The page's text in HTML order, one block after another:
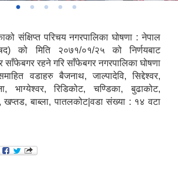
संक्षिप्त परिचय नगरपालिका घोषणा : नेपाल
को मिति २०७१/०१/२५ को निर्णयबाट
साँफेबगर रहने गरि साँफेबगर नगरपालिका घोषणा
वडाहरु बैजनाथ, जाल्पादेवि, सिद्देश्वर,
भाग्येश्वर, रिडिकोट, चण्डिका, बुढाकोट,
खप्तड, बाब्ला, पातलकोट|वडा संख्या : १४ वटा